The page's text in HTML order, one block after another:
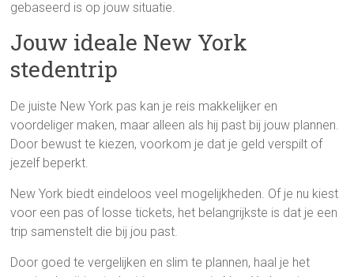
gebaseerd is op jouw situatie.
Jouw ideale New York
stedentrip
De juiste New York pas kan je reis makkelijker en
voordeliger maken, maar alleen als hij past bij jouw plannen.
Door bewust te kiezen, voorkom je dat je geld verspilt of
jezelf beperkt.
New York biedt eindeloos veel mogelijkheden. Of je nu kiest
voor een pas of losse tickets, het belangrijkste is dat je een
trip samenstelt die bij jou past.
Door goed te vergelijken en slim te plannen, haal je het